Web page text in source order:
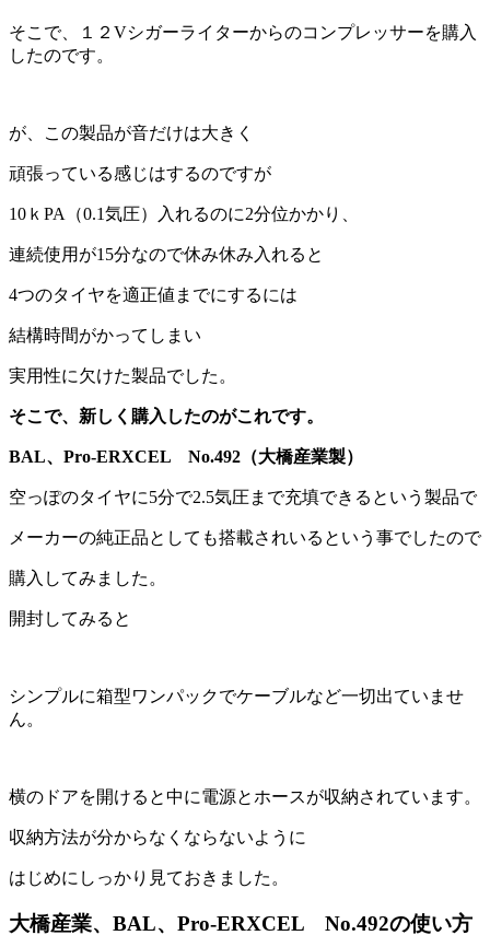
そこで、１２Vシガーライターからのコンプレッサーを購入
したのです。
が、この製品が音だけは大きく
頑張っている感じはするのですが
10ｋPA（0.1気圧）入れるのに2分位かかり、
連続使用が15分なので休み休み入れると
4つのタイヤを適正値までにするには
結構時間がかってしまい
実用性に欠けた製品でした。
そこで、新しく購入したのがこれです。
BAL、Pro-ERXCEL No.492（大橋産業製）
空っぽのタイヤに5分で2.5気圧まで充填できる という製品で
メーカーの純正品としても搭載されいるという事でしたので
購入してみました。
開封してみると
シンプルに箱型ワンパックでケーブルなど一切出ていませ
ん。
横のドアを開けると中に電源とホースが収納されています。
収納方法が分からなくならないように
はじめにしっかり見ておきました。
大橋産業、BAL、Pro-ERXCEL No.492の使い方